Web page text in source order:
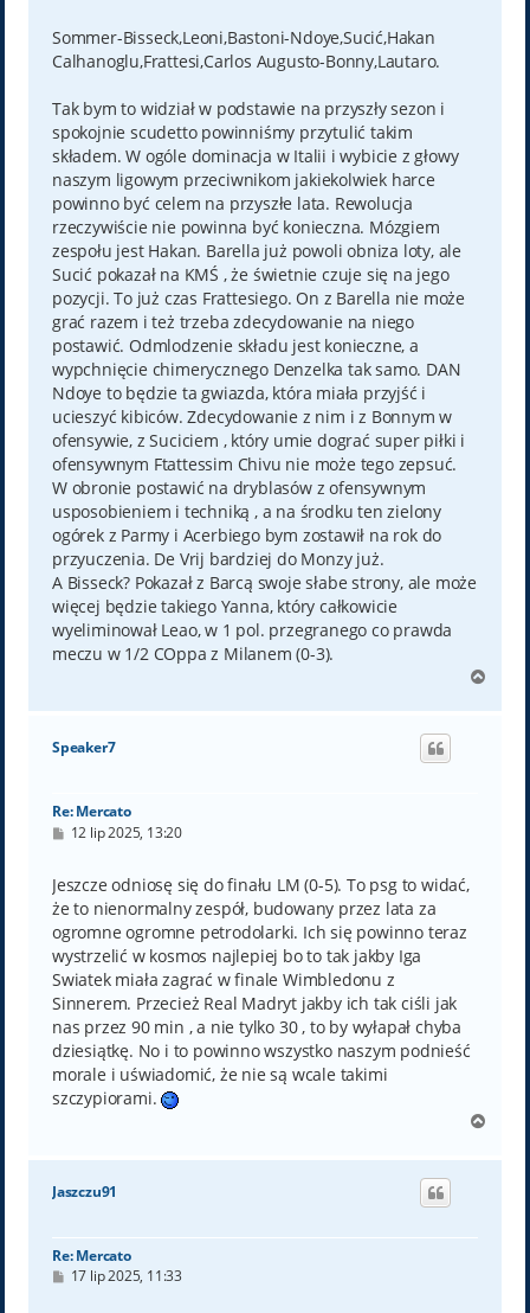
t
Sommer-Bisseck,Leoni,Bastoni-Ndoye,Sucić,Hakan
Calhanoglu,Frattesi,Carlos Augusto-Bonny,Lautaro.
Tak bym to widział w podstawie na przyszły sezon i
spokojnie scudetto powinniśmy przytulić takim
składem. W ogóle dominacja w Italii i wybicie z głowy
naszym ligowym przeciwnikom jakiekolwiek harce
powinno być celem na przyszłe lata. Rewolucja
rzeczywiście nie powinna być konieczna. Mózgiem
zespołu jest Hakan. Barella już powoli obniza loty, ale
Sucić pokazał na KMŚ , że świetnie czuje się na jego
pozycji. To już czas Frattesiego. On z Barella nie może
grać razem i też trzeba zdecydowanie na niego
postawić. Odmlodzenie składu jest konieczne, a
wypchnięcie chimerycznego Denzelka tak samo. DAN
Ndoye to będzie ta gwiazda, która miała przyjść i
ucieszyć kibiców. Zdecydowanie z nim i z Bonnym w
ofensywie, z Suciciem , który umie dograć super piłki i
ofensywnym Ftattessim Chivu nie może tego zepsuć.
W obronie postawić na dryblasów z ofensywnym
usposobieniem i techniką , a na środku ten zielony
ogórek z Parmy i Acerbiego bym zostawił na rok do
przyuczenia. De Vrij bardziej do Monzy już.
A Bisseck? Pokazał z Barcą swoje słabe strony, ale może
więcej będzie takiego Yanna, który całkowicie
wyeliminował Leao, w 1 pol. przegranego co prawda
meczu w 1/2 COppa z Milanem (0-3).
g
Speaker7
Re: Mercato
P
t
12 lip 2025, 13:20
Jeszcze odniosę się do finału LM (0-5). To psg to widać,
że to nienormalny zespół, budowany przez lata za
ogromne ogromne petrodolarki. Ich się powinno teraz
wystrzelić w kosmos najlepiej bo to tak jakby Iga
Swiatek miała zagrać w finale Wimbledonu z
Sinnerem. Przecież Real Madryt jakby ich tak ciśli jak
nas przez 90 min , a nie tylko 30 , to by wyłapał chyba
dziesiątkę. No i to powinno wszystko naszym podnieść
morale i uświadomić, że nie są wcale takimi
szczypiorami.
g
Jaszczu91
Re: Mercato
P17 lip 2025, 11:33